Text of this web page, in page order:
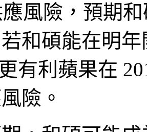
應風險，預期
和碩能在明
有利蘋果在
險。